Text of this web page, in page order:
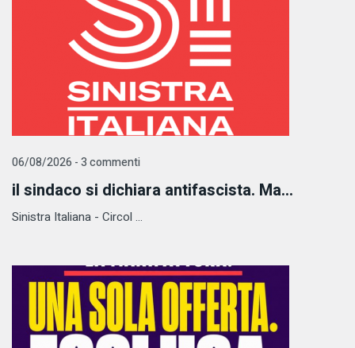
06/08/2026 - 3 commenti
il sindaco si dichiara antifascista. Ma...
Sinistra Italiana - Circol ...